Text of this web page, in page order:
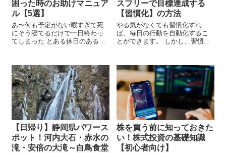
困った時のお助けマニュア
ル【5選】
あ〜何も予定がない暇すぎて死
にそう寝てるだけで一日終わっ
てしまった とある休日のあるあ
の終わりに深く後悔すること
も。 後悔しないのなら何もしな
い1日もあっていいか...
スフリーで目標達成する
【習慣化】の方法
やる気がなくても習慣化すれ
ば、毎日の行動を自動化するこ
とができます。 しかし、習慣化
で、この記事では「やる気」を
必要としない、ストレスフリー
で目標達成する効果的な習慣
化...
【日帰り】静岡県パワース
ポット！河内大石・赤水の
滝・安倍の大滝～白鳥食堂
株を買う前に知っておきた
い！株式投資の基礎知識
【初心者向け】